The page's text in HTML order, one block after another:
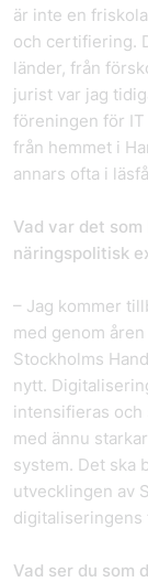
är inte en
och certifiering.
länder, från
jurist var jag
föreningen för
från hemmet i
annars ofta i
Vad var det
näringspolitisk
– Jag kommer
med genom
Stockholms
nytt.
intensifieras och
med ännu
system. Det ska
utvecklingen av
digitaliseringens
Vad ser du som